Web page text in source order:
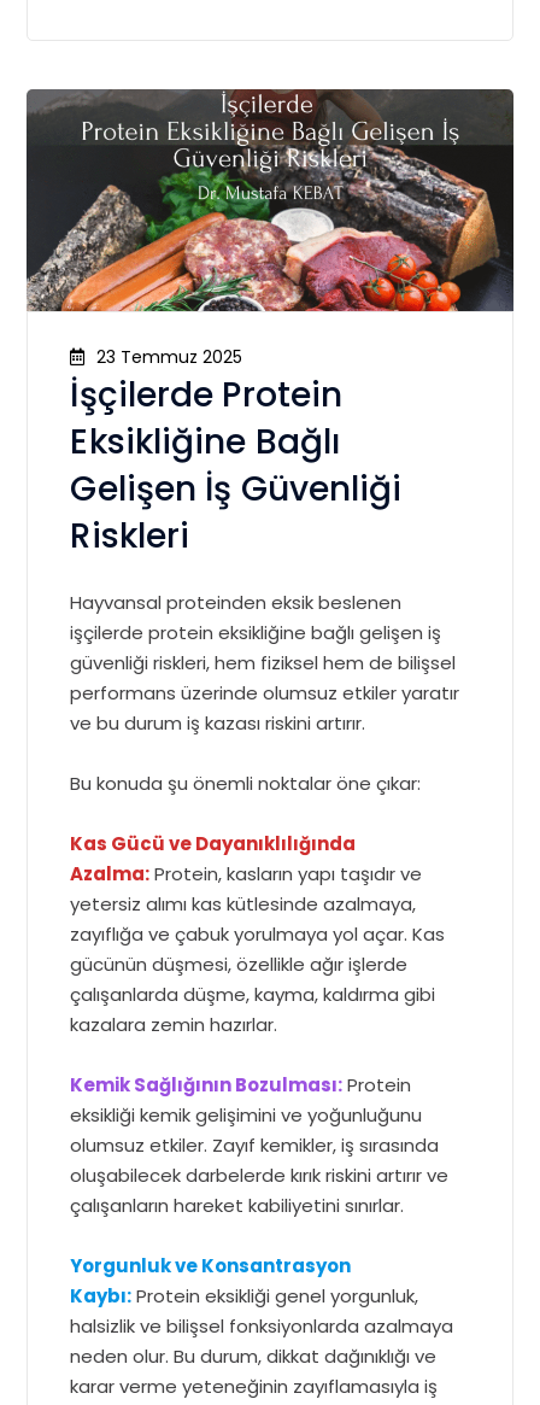
23 Temmuz 2025
İşçilerde Protein
Eksikliğine Bağlı
Gelişen İş Güvenliği
Riskleri
Hayvansal proteinden eksik beslenen
işçilerde protein eksikliğine bağlı gelişen iş
güvenliği riskleri, hem fiziksel hem de bilişsel
performans üzerinde olumsuz etkiler yaratır
ve bu durum iş kazası riskini artırır.
Bu konuda şu önemli noktalar öne çıkar:
Kas Gücü ve Dayanıklılığında
Azalma:Protein, kasların yapı taşıdır ve
yetersiz alımı kas kütlesinde azalmaya,
zayıflığa ve çabuk yorulmaya yol açar. Kas
gücünün düşmesi, özellikle ağır işlerde
çalışanlarda düşme, kayma, kaldırma gibi
kazalara zemin hazırlar.
Kemik Sağlığının Bozulması:Protein
eksikliği kemik gelişimini ve yoğunluğunu
olumsuz etkiler. Zayıf kemikler, iş sırasında
oluşabilecek darbelerde kırık riskini artırır ve
çalışanların hareket kabiliyetini sınırlar.
Yorgunluk ve Konsantrasyon
Kaybı:Protein eksikliği genel yorgunluk,
halsizlik ve bilişsel fonksiyonlarda azalmaya
neden olur. Bu durum, dikkat dağınıklığı ve
karar verme yeteneğinin zayıflamasıyla iş